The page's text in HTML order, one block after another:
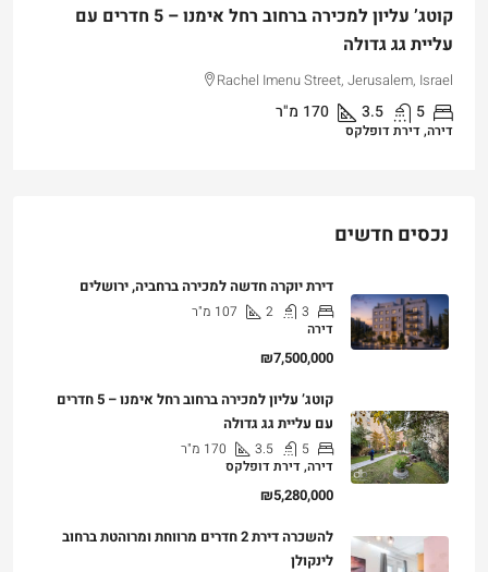
קוטג’ עליון למכירה ברחוב רחל אימנו – 5 חדרים עם
עליית גג גדולה
Rachel Imenu Street, Jerusalem, Israel
5
3.5
170 מ"ר
דירה, דירת דופלקס
נכסים חדשים
דירת יוקרה חדשה למכירה ברחביה, ירושלים
3
2
107 מ"ר
דירה
₪7,500,000
קוטג’ עליון למכירה ברחוב רחל אימנו – 5 חדרים
עם עליית גג גדולה
5
3.5
170 מ"ר
דירה, דירת דופלקס
₪5,280,000
להשכרה דירת 2 חדרים מרווחת ומרוהטת ברחוב
לינקולן